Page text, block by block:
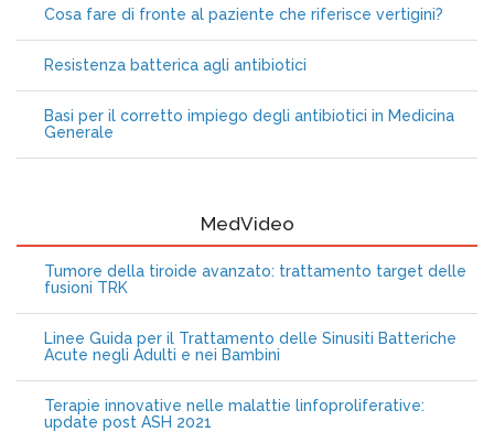
Cosa fare di fronte al paziente che riferisce vertigini?
Resistenza batterica agli antibiotici
Basi per il corretto impiego degli antibiotici in Medicina
Generale
MedVideo
Tumore della tiroide avanzato: trattamento target delle
fusioni TRK
Linee Guida per il Trattamento delle Sinusiti Batteriche
Acute negli Adulti e nei Bambini
Terapie innovative nelle malattie linfoproliferative:
update post ASH 2021